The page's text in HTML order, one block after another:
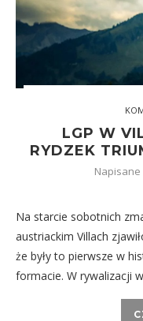
LGP W
RYDZEK
Na starcie sobotnich
austriackim Villach
że były to pierwsze w
formacie. W rywalizacji